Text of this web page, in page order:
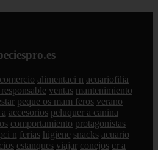
comercio alimentaci n acuariofilia
ventas mantenimiento
peque os mam feros verano
accesorios peluquer a canina
comportamiento protagonistas
n ferias higiene snacks acuario
estanques viajar conejos cr a